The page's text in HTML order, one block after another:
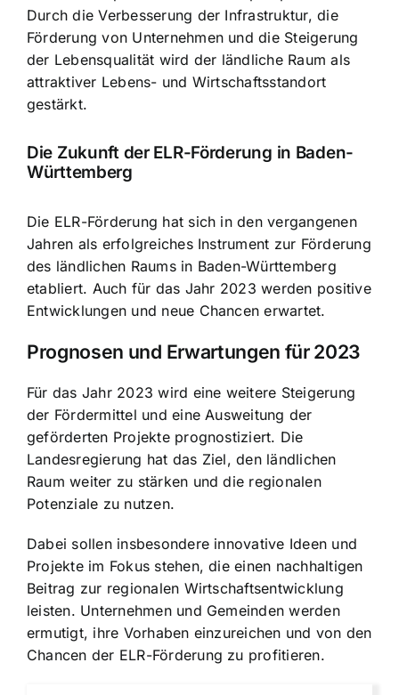
Durch die Verbesserung der Infrastruktur, die
Förderung von Unternehmen und die Steigerung
der Lebensqualität wird der ländliche Raum als
attraktiver Lebens- und Wirtschaftsstandort
gestärkt.
Die Zukunft der ELR-Förderung in Baden-
Württemberg
Die ELR-Förderung hat sich in den vergangenen
Jahren als erfolgreiches Instrument zur Förderung
des ländlichen Raums in Baden-Württemberg
etabliert. Auch für das Jahr 2023 werden positive
Entwicklungen und neue Chancen erwartet.
Prognosen und Erwartungen für 2023
Für das Jahr 2023 wird eine weitere Steigerung
der Fördermittel und eine Ausweitung der
geförderten Projekte prognostiziert. Die
Landesregierung hat das Ziel, den ländlichen
Raum weiter zu stärken und die regionalen
Potenziale zu nutzen.
Dabei sollen insbesondere innovative Ideen und
Projekte im Fokus stehen, die einen nachhaltigen
Beitrag zur regionalen Wirtschaftsentwicklung
leisten. Unternehmen und Gemeinden werden
ermutigt, ihre Vorhaben einzureichen und von den
Chancen der ELR-Förderung zu profitieren.